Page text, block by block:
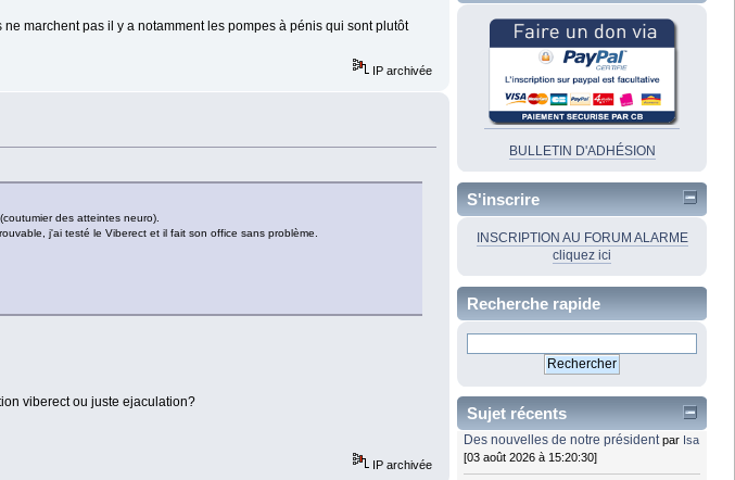
marchent pas il y a notamment les pompes à pénis qui sont plutôt
IP archivée
des atteintes neuro).
j'ai testé le Viberect et il fait son office sans problème.
viberect ou juste ejaculation?
IP archivée
BULLETIN D'ADHÉSION
S'inscrire
INSCRIPTION AU FORUM ALARME
cliquez ici
Recherche rapide
Sujet récents
Des nouvelles de notre président par Isa
[03 août 2026 à 15:20:30]